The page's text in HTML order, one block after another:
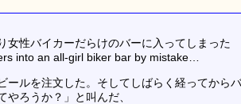
女性バイカーだらけのバーに入ってしまった
into an all-girl biker bar by mistake…
ールを注文した。そしてしばらく経ってから
やろうか？」と叫んだ、